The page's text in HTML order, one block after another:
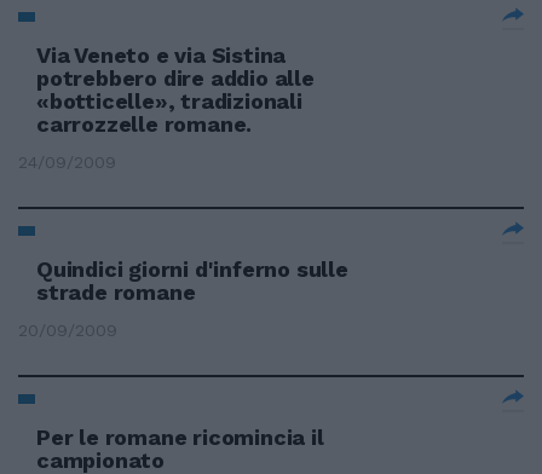
Via Veneto e via Sistina
potrebbero dire addio alle
«botticelle», tradizionali
carrozzelle romane.
24/09/2009
Quindici giorni d'inferno sulle
strade romane
20/09/2009
Per le romane ricomincia il
campionato